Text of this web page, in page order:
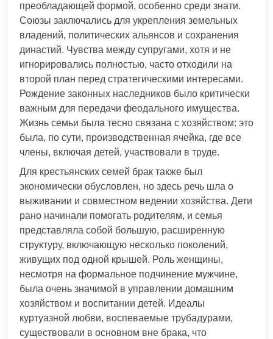
преобладающей формой, особенно среди знати.
Союзы заключались для укрепления земельных
владений, политических альянсов и сохранения
династий. Чувства между супругами, хотя и не
игнорировались полностью, часто отходили на
второй план перед стратегическими интересами.
Рождение законных наследников было критически
важным для передачи феодального имущества.
Жизнь семьи была тесно связана с хозяйством: это
была, по сути, производственная ячейка, где все
члены, включая детей, участвовали в труде.
Для крестьянских семей брак также был
экономически обусловлен, но здесь речь шла о
выживании и совместном ведении хозяйства. Дети
рано начинали помогать родителям, и семья
представляла собой большую, расширенную
структуру, включающую несколько поколений,
живущих под одной крышей. Роль женщины,
несмотря на формальное подчинение мужчине,
была очень значимой в управлении домашним
хозяйством и воспитании детей. Идеалы
куртуазной любви, воспеваемые трубадурами,
существовали в основном вне брака, что